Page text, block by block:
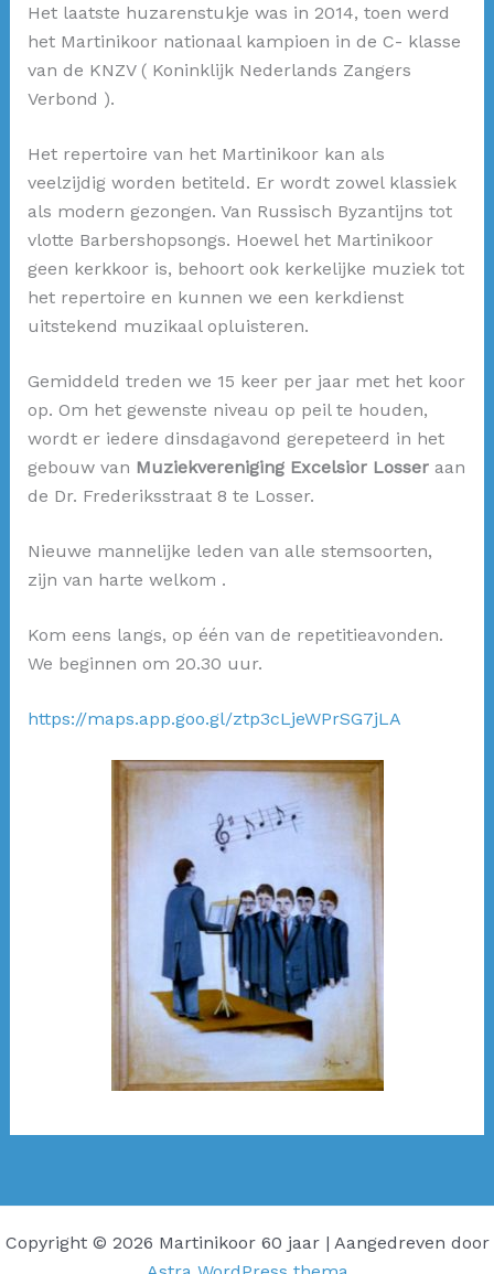
Het laatste huzarenstukje was in 2014, toen werd
het Martinikoor nationaal kampioen in de C- klasse
van de KNZV ( Koninklijk Nederlands Zangers
Verbond ).
Het repertoire van het Martinikoor kan als
veelzijdig worden betiteld. Er wordt zowel klassiek
als modern gezongen. Van Russisch Byzantijns tot
vlotte Barbershopsongs. Hoewel het Martinikoor
geen kerkkoor is, behoort ook kerkelijke muziek tot
het repertoire en kunnen we een kerkdienst
uitstekend muzikaal opluisteren.
Gemiddeld treden we 15 keer per jaar met het koor
op. Om het gewenste niveau op peil te houden,
wordt er iedere dinsdagavond gerepeteerd in het
gebouw van Muziekvereniging Excelsior Losseraan
de Dr. Frederiksstraat 8 te Losser.
Nieuwe mannelijke leden van alle stemsoorten,
zijn van harte welkom .
Kom eens langs, op één van de repetitieavonden.
We beginnen om 20.30 uur.
https://maps.app.goo.gl/ztp3cLjeWPrSG7jLA
Copyright © 2026 Martinikoor 60 jaar | Aangedreven door